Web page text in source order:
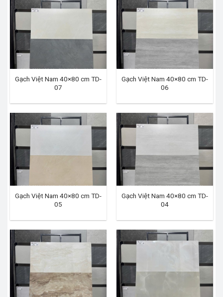
Gạch Việt Nam 40×80 cm TD-
07
Gạch Việt Nam 40×80 cm TD-
06
Gạch Việt Nam 40×80 cm TD-
05
Gạch Việt Nam 40×80 cm TD-
04